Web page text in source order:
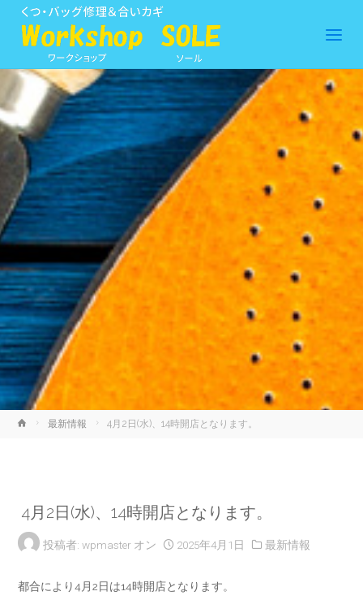
ホ
最新情報 4月2日(水)、14時開店となります。
4月2日(水)、14時開店となります。
投稿者: wpmaster オン 2025年4月1日 最新情報
都合により4月2日は14時開店となります。